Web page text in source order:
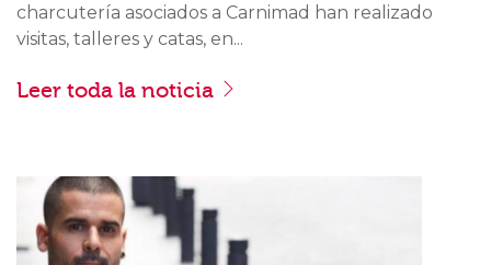
charcutería asociados a Carnimad han realizado
visitas, talleres y catas, en...
Leer toda la noticia